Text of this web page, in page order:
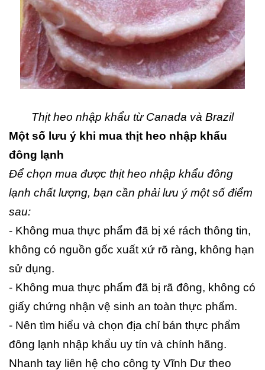
Thịt heo nhập khẩu từ Canada và Brazil
Một số lưu ý khi mua thịt heo nhập khẩu
đông lạnh
Để chọn mua được thịt heo nhập khẩu đông
lạnh chất lượng, bạn cần phải lưu ý một số điểm
sau:
- Không mua thực phẩm đã bị xé rách thông tin,
không có nguồn gốc xuất xứ rõ ràng, không hạn
sử dụng.
- Không mua thực phẩm đã bị rã đông, không có
giấy chứng nhận vệ sinh an toàn thực phẩm.
- Nên tìm hiểu và chọn địa chỉ bán thực phẩm
đông lạnh nhập khẩu uy tín và chính hãng.
Nhanh tay liên hệ cho công ty Vĩnh Dư theo